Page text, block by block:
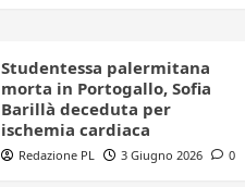
Studentessa palermitana
morta in Portogallo, Sofia
Barillà deceduta per
ischemia cardiaca
Redazione PL 3 Giugno 2026 0